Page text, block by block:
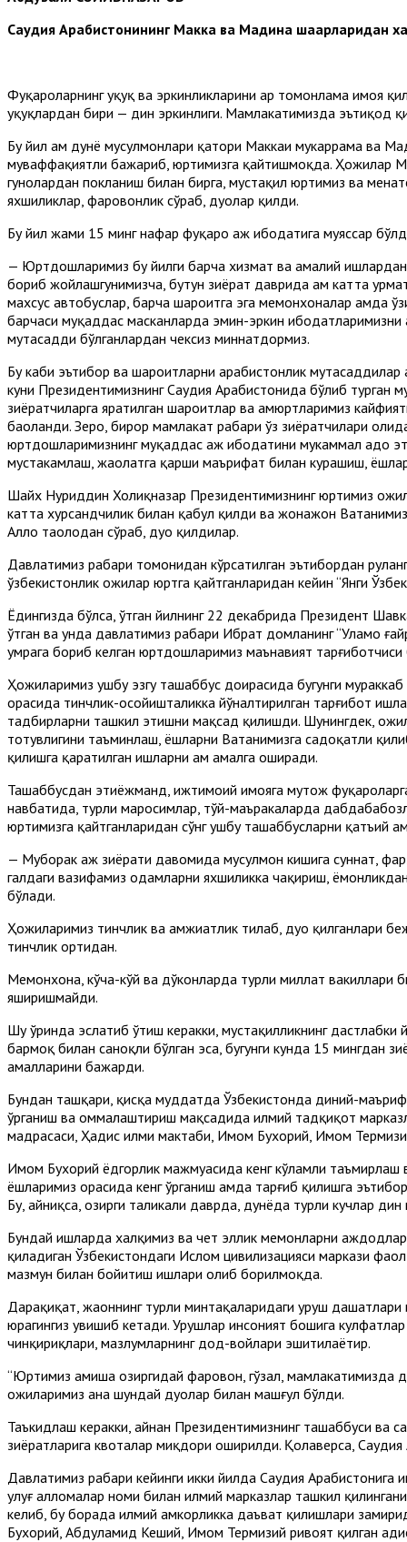
Саудия Арабистонининг Макка ва Мадина шаҳарларидан
Фуқароларнинг ҳуқуқ ва эркинликларини ҳар томонлама
ҳуқуқлардан бири — дин эркинлиги. Мамлакатимизда
Бу йил ҳам дунё мусулмонлари қатори Маккаи мукаррама ва
муваффақиятли бажариб, юртимизга қайтишмоқда. Ҳожилар
гуноҳлардан покланиш билан бирга, мустақил юртимиз ва
яхшиликлар, фаровонлик сўраб, дуолар қилди.
Бу йил жами 15 минг нафар фуқаро ҳаж ибодатига муяссар
— Юртдошларимиз бу йилги барча хизмат ва амалий
бориб жойлашгунимизча, бутун зиёрат даврида ҳам катта
махсус автобуслар, барча шароитга эга меҳмонхоналар ҳамда
барчаси муқаддас масканларда эмин-эркин
мутасадди бўлганлардан чексиз миннатдормиз.
Бу каби эътибор ва шароитларни арабистонлик мутасаддилар
куни Президентимизнинг Саудия Арабистонида бўлиб
зиёратчиларга яратилган шароитлар ва ҳамюртларимиз
баҳоланди. Зеро, бирор мамлакат раҳбари ўз зиёратчилари
юртдошларимизнинг муқаддас ҳаж ибодатини мукаммал адо
мустаҳкамлаш, жаҳолатга қарши маърифат билан курашиш,
Шайх Нуриддин Холиқназар Президентимизнинг юртимиз
катта хурсандчилик билан қабул қилди ва жонажон
Аллоҳ таолодан сўраб, дуо қилдилар.
Давлатимиз раҳбари томонидан кўрсатилган эътибордан
ўзбекистонлик ҳожилар юртга қайтганларидан кейин “Янги
Ёдингизда бўлса, ўтган йилнинг 22 декабрида Президент
ўтган ва унда давлатимиз раҳбари Ибрат домланинг “Уламо
умрага бориб келган юртдошларимиз маънавият
Ҳожиларимиз ушбу эзгу ташаббус доирасида бугунги
орасида тинчлик-осойишталикка йўналтирилган тарғибот
тадбирларни ташкил этишни мақсад қилишди. Шунингдек,
тотувлигини таъминлаш, ёшларни Ватанимизга садоқатли
қилишга қаратилган ишларни ҳам амалга оширади.
Ташаббусдан эҳтиёжманд, ижтимоий ҳимояга муҳтож
навбатида, турли маросимлар, тўй-маъракаларда
юртимизга қайтганларидан сўнг ушбу ташаббусларни қатъий
— Муборак ҳаж зиёрати давомида мусулмон кишига суннат,
галдаги вазифамиз одамларни яхшиликка чақириш,
бўлади.
Ҳожиларимиз тинчлик ва ҳамжиҳатлик тилаб, дуо қилганлари
тинчлик ортидан.
Меҳмонхона, кўча-кўй ва дўконларда турли миллат вакиллари
яширишмайди.
Шу ўринда эслатиб ўтиш керакки, мустақилликнинг
бармоқ билан саноқли бўлган эса, бугунги кунда 15 мингдан
амалларини бажарди.
Бундан ташқари, қисқа муддатда Ўзбекистонда диний-
ўрганиш ва оммалаштириш мақсадида илмий тадқиқот
мадрасаси, Ҳадис илми мактаби, Имом Бухорий, Имом
Имом Бухорий ёдгорлик мажмуасида кенг кўламли
ёшларимиз орасида кенг ўрганиш ҳамда тарғиб қилишга
Бу, айниқса, ҳозирги таҳликали даврда, дунёда турли кучлар
Бундай ишларда халқимиз ва чет эллик меҳмонларни
қиладиган Ўзбекистондаги Ислом цивилизацияси маркази
мазмун билан бойитиш ишлари олиб борилмоқда.
Дарҳақиқат, жаҳоннинг турли минтақаларидаги уруш
юрагингиз увишиб кетади. Урушлар инсоният бошига
чинқириқлари, мазлумларнинг дод-войлари эшитилаётир.
“Юртимиз ҳамиша ҳозиргидай фаровон, гўзал,
ҳожиларимиз ана шундай дуолар билан машғул бўлди.
Таъкидлаш керакки, айнан Президентимизнинг ташаббуси ва
зиёратларига квоталар миқдори оширилди. Қолаверса,
Давлатимиз раҳбари кейинги икки йилда Саудия
улуғ алломалар номи билан илмий марказлар ташкил
келиб, бу борада илмий ҳамкорликка даъват қилишлари
Бухорий, Абдулҳамид Кеший, Имом Термизий ривоят қилган